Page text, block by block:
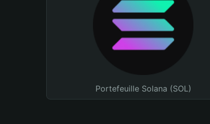
Portefeuille Solana (SOL)